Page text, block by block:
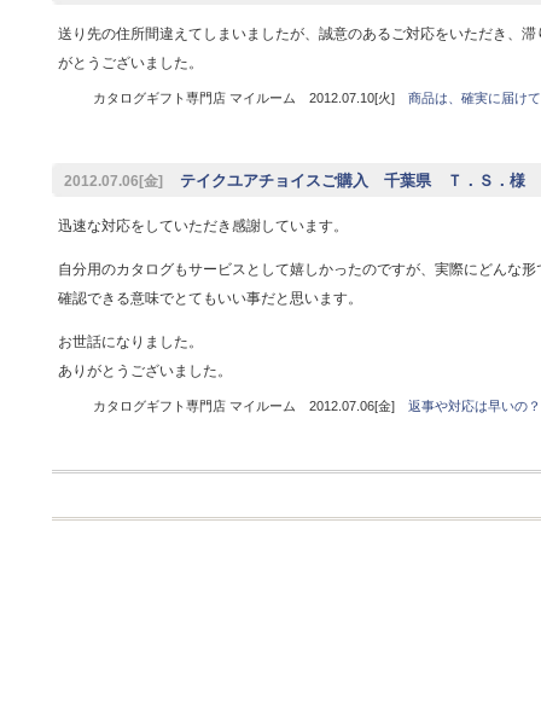
送り先の住所間違えてしまいましたが、誠意のあるご対応をいただき、
がとうございました。
カタログギフト専門店 マイルーム 2012.07.10[火] 商品は、確実に届け
2012.07.06[金] テイクユアチョイスご購入 千葉県 Ｔ．Ｓ．様
迅速な対応をしていただき感謝しています。
自分用のカタログもサービスとして嬉しかったのですが、実際にどんな
確認できる意味でとてもいい事だと思います。
お世話になりました。
ありがとうございました。
カタログギフト専門店 マイルーム 2012.07.06[金] 返事や対応は早いの？